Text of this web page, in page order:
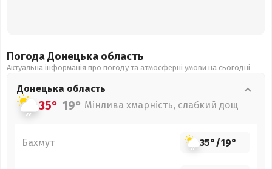
Погода Донецька область
Актуальна інформація про погоду та атмосферні умови на сьогодні
Донецька область
35° 19° Мінлива хмарність, слабкий дощ
Бахмут 35°/19°